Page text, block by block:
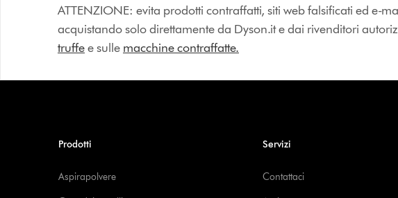
ATTENZIONE: evita prodotti contraffatti, siti web falsificati ed e-
acquistando solo direttamente da Dyson.it e dai rivenditori
truffee sulle macchine contraffatte.
Prodotti
Aspirapolvere
Servizi
Contattaci